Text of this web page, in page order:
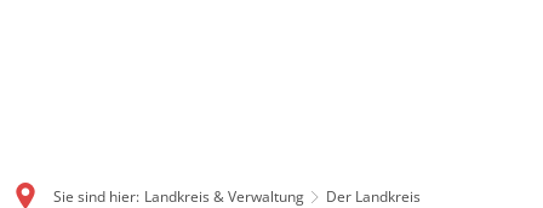
Sie sind hier: Landkreis & Verwaltung
Der Landkreis